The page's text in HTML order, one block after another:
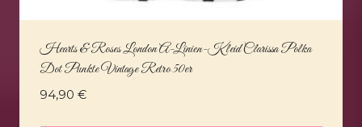
Hearts & Roses London A-Linien-Kleid Clarissa Polka
Dot Punkte Vintage Retro 50er
94,90 €